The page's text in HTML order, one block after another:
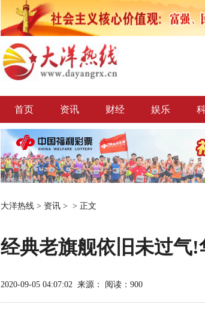
首页 资讯 财经 娱乐
大洋热线 > 资讯 > > 正文
经典老旗舰依旧未过气!
2020-09-05 04:07:02 来源： 阅读：900